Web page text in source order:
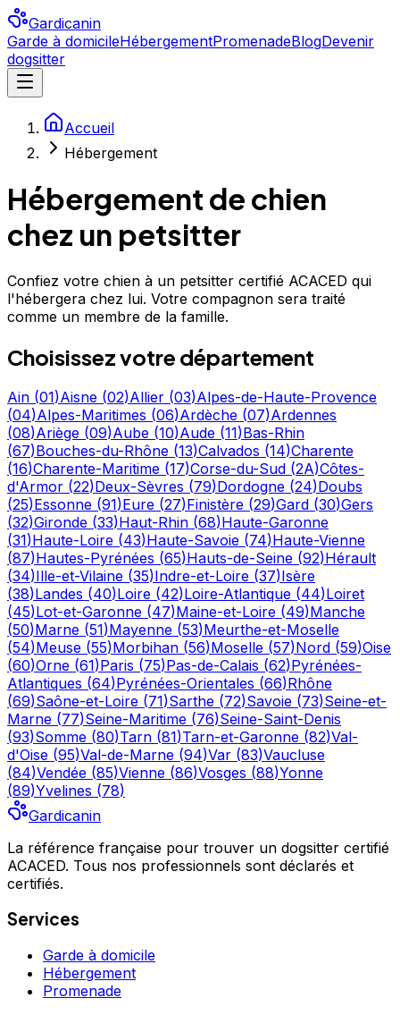
Gardicanin
Garde à domicileHébergementPromenadeBlogDevenir
dogsitter
Accueil
Hébergement
Hébergement de chien
chez un petsitter
Confiez votre chien à un petsitter certifié ACACED qui
l'hébergera chez lui. Votre compagnon sera traité
comme un membre de la famille.
Choisissez votre département
Ain (01)Aisne (02)Allier (03)Alpes-de-Haute-Provence
(04)Alpes-Maritimes (06)Ardèche (07)Ardennes
(08)Ariège (09)Aube (10)Aude (11)Bas-Rhin
(67)Bouches-du-Rhône (13)Calvados (14)Charente
(16)Charente-Maritime (17)Corse-du-Sud (2A)Côtes-
d'Armor (22)Deux-Sèvres (79)Dordogne (24)Doubs
(25)Essonne (91)Eure (27)Finistère (29)Gard (30)Gers
(32)Gironde (33)Haut-Rhin (68)Haute-Garonne
(31)Haute-Loire (43)Haute-Savoie (74)Haute-Vienne
(87)Hautes-Pyrénées (65)Hauts-de-Seine (92)Hérault
(34)Ille-et-Vilaine (35)Indre-et-Loire (37)Isère
(38)Landes (40)Loire (42)Loire-Atlantique (44)Loiret
(45)Lot-et-Garonne (47)Maine-et-Loire (49)Manche
(50)Marne (51)Mayenne (53)Meurthe-et-Moselle
(54)Meuse (55)Morbihan (56)Moselle (57)Nord (59)Oise
(60)Orne (61)Paris (75)Pas-de-Calais (62)Pyrénées-
Atlantiques (64)Pyrénées-Orientales (66)Rhône
(69)Saône-et-Loire (71)Sarthe (72)Savoie (73)Seine-et-
Marne (77)Seine-Maritime (76)Seine-Saint-Denis
(93)Somme (80)Tarn (81)Tarn-et-Garonne (82)Val-
d'Oise (95)Val-de-Marne (94)Var (83)Vaucluse
(84)Vendée (85)Vienne (86)Vosges (88)Yonne
(89)Yvelines (78)
Gardicanin
La référence française pour trouver un dogsitter certifié
ACACED. Tous nos professionnels sont déclarés et
certifiés.
Services
Garde à domicile
Hébergement
Promenade